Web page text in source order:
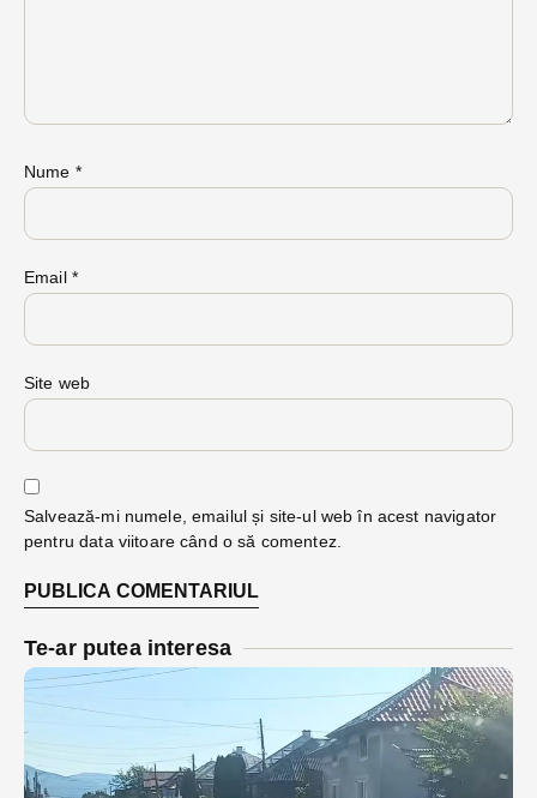
Nume *
Email *
Site web
Salvează-mi numele, emailul și site-ul web în acest navigator
pentru data viitoare când o să comentez.
Te-ar putea interesa